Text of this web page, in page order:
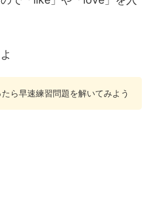
ら早速練習問題を解いてみよう